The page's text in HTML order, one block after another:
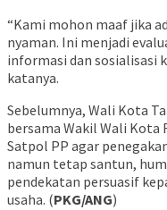
“Kami mohon maaf jika
nyaman. Ini menjadi
informasi dan sosialisasi
katanya.
Sebelumnya, Wali Kota
bersama Wakil Wali Kota
Satpol PP agar
namun tetap santun,
pendekatan persuasif
usaha. (PKG/ANG)